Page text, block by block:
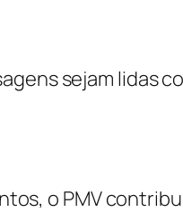
sejam lidas
o PMV